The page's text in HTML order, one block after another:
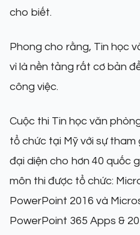
cho biết.
Phong cho rằng, Tin học
vì là nền tảng rất cơ bản
công việc.
Cuộc thi Tin học văn
tổ chức tại Mỹ với sự tham
đại diện cho hơn 40 quốc
môn thi được tổ chức:
PowerPoint 2016 và
PowerPoint 365 Apps &